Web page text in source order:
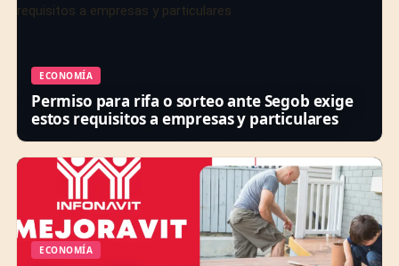
ECONOMÍA
Permiso para rifa o sorteo ante Segob exige
estos requisitos a empresas y particulares
ECONOMÍA